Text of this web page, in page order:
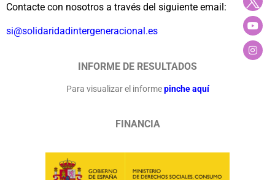
Contacte con nosotros a través del siguiente email:
si@solidaridadintergeneracional.es
INFORME DE RESULTADOS
Para visualizar el informe pinche aquí
FINANCIA